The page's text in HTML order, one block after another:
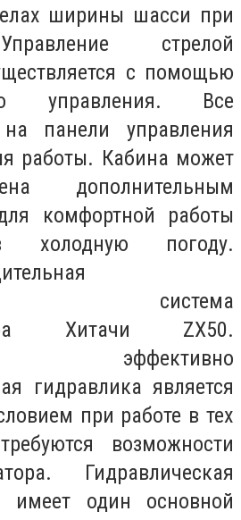
ширины шасси при
стрелой
с помощью
управления. Все
на панели управления
работы. Кабина может
дополнительным
комфортной работы
холодную погоду.
система
Хитачи ZX50.
эффективно
гидравлика является
при работе в тех
возможности
Гидравлическая
имеет один основной